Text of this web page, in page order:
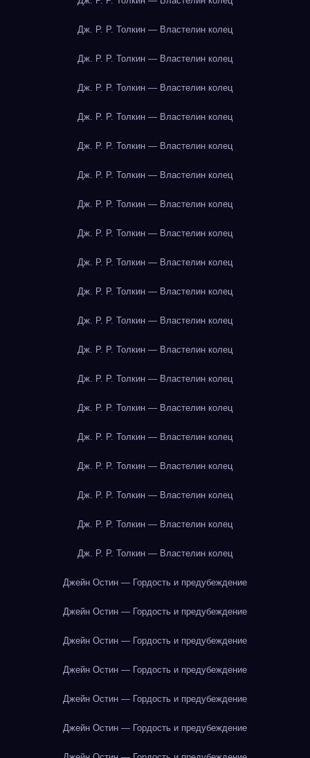
Дж. Р. Р. Толкин — Властелин колец
Дж. Р. Р. Толкин — Властелин колец
Дж. Р. Р. Толкин — Властелин колец
Дж. Р. Р. Толкин — Властелин колец
Дж. Р. Р. Толкин — Властелин колец
Дж. Р. Р. Толкин — Властелин колец
Дж. Р. Р. Толкин — Властелин колец
Дж. Р. Р. Толкин — Властелин колец
Дж. Р. Р. Толкин — Властелин колец
Дж. Р. Р. Толкин — Властелин колец
Дж. Р. Р. Толкин — Властелин колец
Дж. Р. Р. Толкин — Властелин колец
Дж. Р. Р. Толкин — Властелин колец
Дж. Р. Р. Толкин — Властелин колец
Дж. Р. Р. Толкин — Властелин колец
Дж. Р. Р. Толкин — Властелин колец
Дж. Р. Р. Толкин — Властелин колец
Дж. Р. Р. Толкин — Властелин колец
Дж. Р. Р. Толкин — Властелин колец
Джейн Остин — Гордость и предубеждение
Джейн Остин — Гордость и предубеждение
Джейн Остин — Гордость и предубеждение
Джейн Остин — Гордость и предубеждение
Джейн Остин — Гордость и предубеждение
Джейн Остин — Гордость и предубеждение